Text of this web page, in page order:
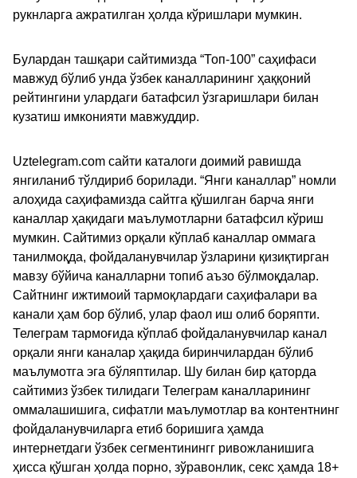
рукнларга ажратилган ҳолда кўришлари мумкин.
Булардан ташқари сайтимизда “Топ-100” саҳифаси
мавжуд бўлиб унда ўзбек каналларининг ҳаққоний
рейтингини улардаги батафсил ўзгаришлари билан
кузатиш имконияти мавжуддир.
Uztelegram.com сайти каталоги доимий равишда
янгиланиб тўлдириб борилади. “Янги каналлар” номли
алоҳида саҳифамизда сайтга қўшилган барча янги
каналлар ҳақидаги маълумотларни батафсил кўриш
мумкин. Сайтимиз орқали кўплаб каналлар оммага
танилмоқда, фойдаланувчилар ўзларини қизиқтирган
мавзу бўйича каналларни топиб аъзо бўлмоқдалар.
Сайтнинг ижтимоий тармоқлардаги саҳифалари ва
канали ҳам бор бўлиб, улар фаол иш олиб боряпти.
Телеграм тармоғида кўплаб фойдаланувчилар канал
орқали янги каналар ҳақида биринчилардан бўлиб
маълумотга эга бўляптилар. Шу билан бир қаторда
сайтимиз ўзбек тилидаги Телеграм каналларининг
оммалашишига, сифатли маълумотлар ва контентнинг
фойдаланувчиларга етиб боришига ҳамда
интернетдаги ўзбек сегментинингг ривожланишига
ҳисса қўшган ҳолда порно, зўравонлик, секс ҳамда 18+